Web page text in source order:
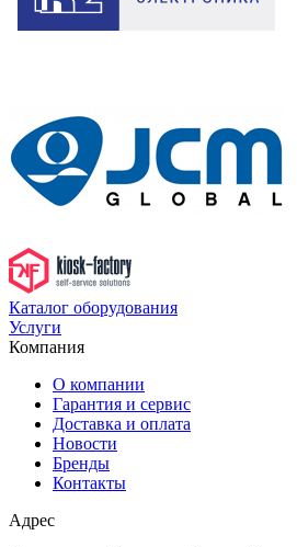
Каталог оборудования
Услуги
Компания
О компании
Гарантия и сервис
Доставка и оплата
Новости
Бренды
Контакты
Адрес